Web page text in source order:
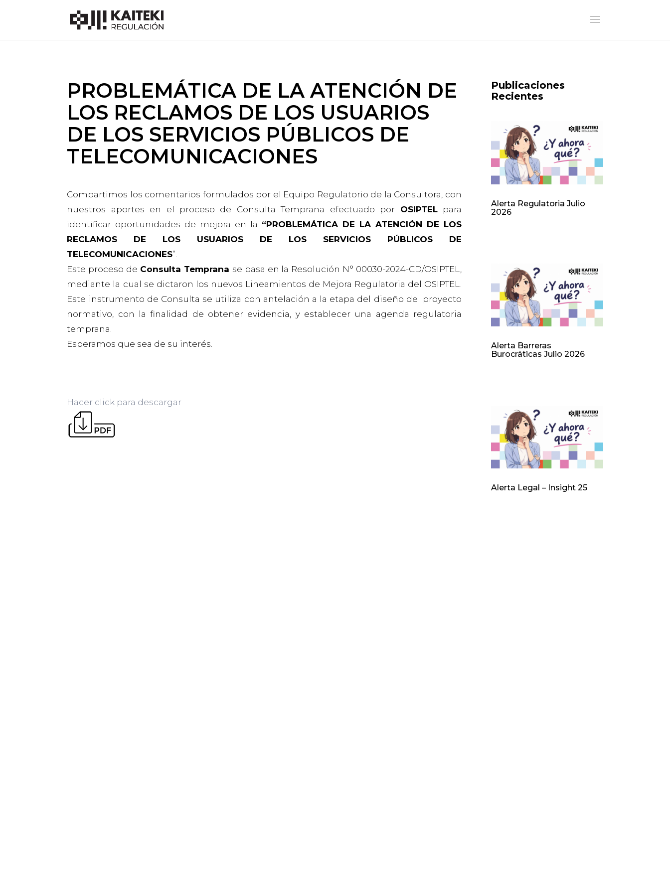
PROBLEMÁTICA DE LA ATENCIÓN DE
LOS RECLAMOS DE LOS USUARIOS
DE LOS SERVICIOS PÚBLICOS DE
TELECOMUNICACIONES
Compartimos los comentarios formulados por el Equipo Regulatorio de la Consultora, con
nuestros aportes en el proceso de Consulta Temprana efectuado por OSIPTELpara
identificar oportunidades de mejora en la “PROBLEMÁTICA DE LA ATENCIÓN DE LOS
RECLAMOS DE LOS USUARIOS DE LOS SERVICIOS PÚBLICOS DE
TELECOMUNICACIONES”.
Este proceso de Consulta Temprana se basa en la Resolución N° 00030-2024-CD/OSIPTEL,
mediante la cual se dictaron los nuevos Lineamientos de Mejora Regulatoria del OSIPTEL.
Este instrumento de Consulta se utiliza con antelación a la etapa del diseño del proyecto
normativo, con la finalidad de obtener evidencia, y establecer una agenda regulatoria
temprana.
Esperamos que sea de su interés.
Hacer click para descargar
Publicaciones
Recientes
Alerta Regulatoria Julio
2026
Alerta Barreras
Burocráticas Julio 2026
Alerta Legal – Insight 25